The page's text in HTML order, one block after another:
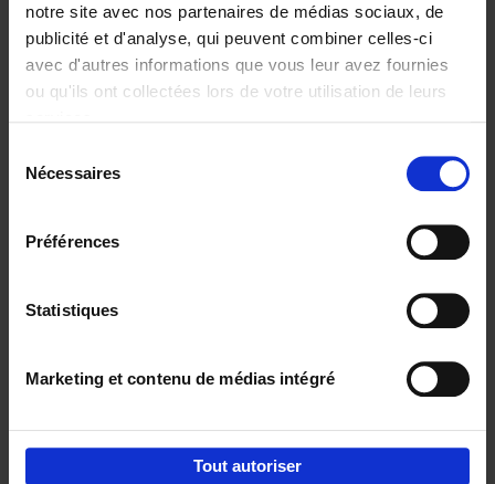
notre site avec nos partenaires de médias sociaux, de
publicité et d'analyse, qui peuvent combiner celles-ci
avec d'autres informations que vous leur avez fournies
ou qu'ils ont collectées lors de votre utilisation de leurs
Nécessaires
Préférences
Statistiques
Marketing et contenu de médias intégré
Tout autoriser
€29,99
Digital marketing like a PRO -
completely revised edition (EN)